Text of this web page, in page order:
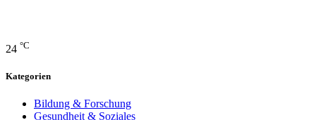
24 °C
Kategorien
Bildung & Forschung
Gesundheit & Soziales